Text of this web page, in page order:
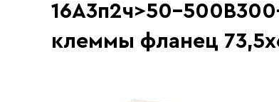
16A3п2ч>50-
клеммы фланец